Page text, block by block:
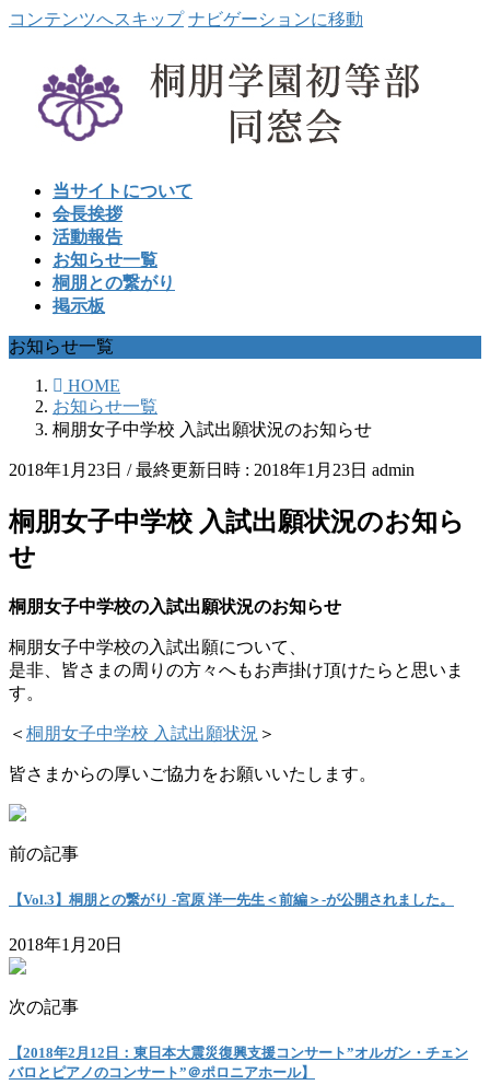
コンテンツへスキップ ナビゲーションに移動
当サイトについて
会長挨拶
活動報告
お知らせ一覧
桐朋との繋がり
掲示板
お知らせ一覧
HOME
お知らせ一覧
桐朋女子中学校 入試出願状況のお知らせ
2018年1月23日 / 最終更新日時 : 2018年1月23日 admin
桐朋女子中学校 入試出願状況のお知ら
せ
桐朋女子中学校の入試出願状況のお知らせ
桐朋女子中学校の入試出願について、
是非、皆さまの周りの方々へもお声掛け頂けたらと思いま
す。
＜ 桐朋女子中学校 入試出願状況 ＞
皆さまからの厚いご協力をお願いいたします。
前の記事
【Vol.3】桐朋との繋がり -宮原 洋一先生＜前編＞-が公開されました。
2018年1月20日
次の記事
【2018年2月12日：東日本大震災復興支援コンサート”オルガン・チェン
バロとピアノのコンサート”＠ポロニアホール】